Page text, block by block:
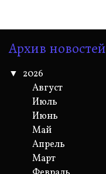
Архив новостей
2026
Август
Июль
Июнь
Май
Апрель
Март